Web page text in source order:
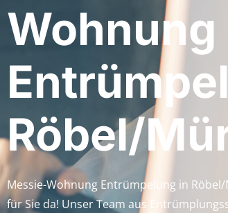
Wohnung
Röbel/
Messie-Wohnung Entrümpelung in
für Sie da! Unser Team aus